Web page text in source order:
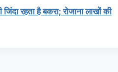
रहता है बकरा; रोजाना लाखों की